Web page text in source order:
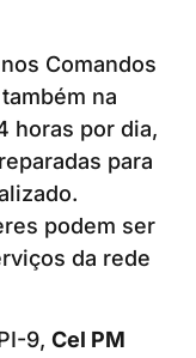
Comandos
na
horas por dia,
para
podem ser
da rede
9, Cel PM